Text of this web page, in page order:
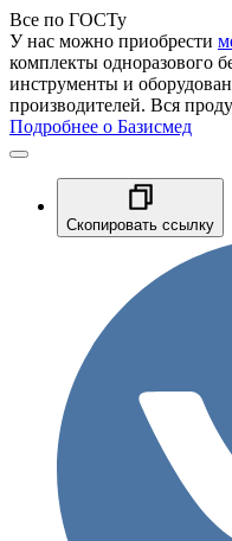
Все по ГОСТу
У нас можно приобрести
комплекты одноразового
инструменты и
производителей. Вся
Подробнее о Базисмед
Скопировать ссылку